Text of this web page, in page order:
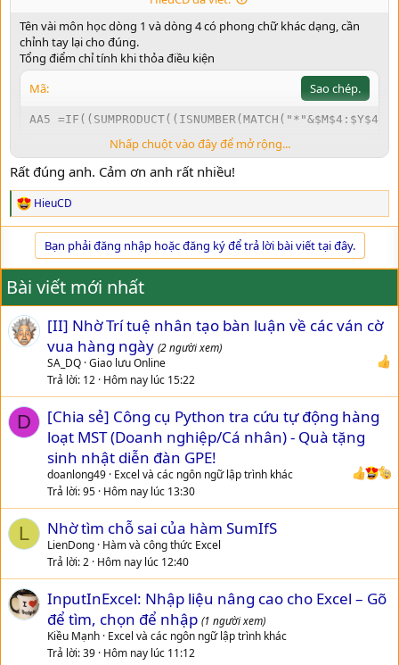
Tên vài môn học dòng 1 và dòng 4 có phong chữ khác dạng, cần
chỉnh tay lại cho đúng.
Tổng điểm chỉ tính khi thỏa điều kiện
Mã:
Sao chép.
AA5
Copy cho các ô còn lại
Nhấp chuột vào đây để mở rộng...
Rất đúng anh. Cảm ơn anh rất nhiều!
R
e
t
i
o
n
s
:
HieuCD
Bạn phải đăng nhập hoặc đăng ký để trả lời bài viết tại đây.
Bài viết mới nhất
[II] Nhờ Trí tuệ nhân tạo bàn luận về các ván cờ
vua hàng ngày (2 người xem)
SA_DQ Giao lưu Online
Trả lời 12 Hôm nay lúc 15:22
D
[Chia sẻ] Công cụ Python tra cứu tự động hàng
loạt MST (Doanh nghiệp/Cá nhân) - Quà tặng
sinh nhật diễn đàn GPE!
doanlong49 Excel và các ngôn ngữ lập trình khác
Trả lời 95 Hôm nay lúc 13:30
L Nhờ tìm chỗ sai của hàm SumIfS
LienDong Hàm và công thức Excel
Trả lời 2 Hôm nay lúc 12:40
InputInExcel: Nhập liệu nâng cao cho Excel – Gõ
để tìm, chọn để nhập (1 người xem)
Kiều Mạnh Excel và các ngôn ngữ lập trình khác
Trả lời 39 Hôm nay lúc 11:12